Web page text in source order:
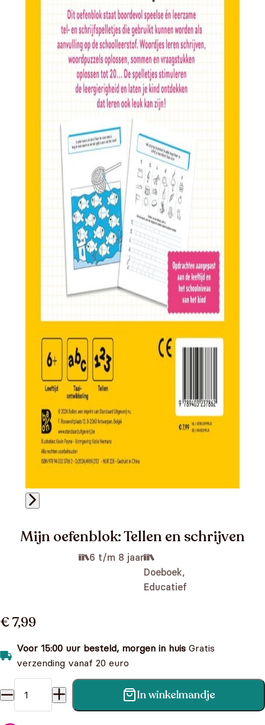
Mijn oefenblok: Tellen en schrijven
6 t/m 8 jaar
Doeboek,
Educatief
€ 7,99
Voor 15:00 uur besteld, morgen in huis Gratis
verzending vanaf 20 euro
Mijn oefenblok: Tellen en schrijven aantal
In winkelmandje